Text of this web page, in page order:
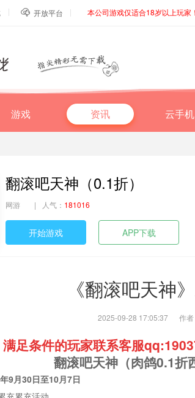
|  开放平台 | 本公司游戏仅适合18岁以上玩家！
游戏 资讯 云手机
翻滚吧天神（0.1折）
网游 | 人气： 181016
开始游戏 APP下载
《翻滚吧天神
2025-09-28 17:05:37 作
满足条件的玩家联系客服
翻滚吧天神（肉鸽0.1折
9月30日至10月7日